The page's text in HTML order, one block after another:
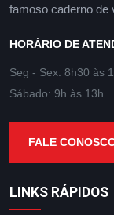
famoso caderno de
HORÁRIO DE
Seg - Sex: 8h30 às
Sábado: 9h às 13h
FALE
LINKS RÁPIDOS